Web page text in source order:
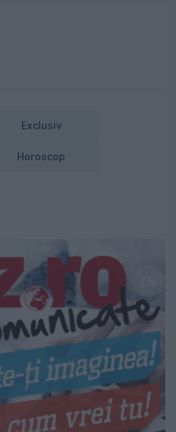
Exclusiv
Horoscop